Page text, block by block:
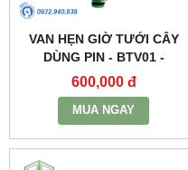
VAN HẸN GIỜ TƯỚI CÂY
DÙNG PIN - BTV01 -
KAWASAN
600,000 đ
MUA NGAY